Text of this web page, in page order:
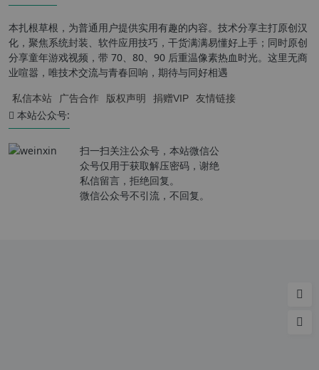
本扎根草根，为普通用户提供实用有趣的内容。技术分享主打原创汉
化，聚焦系统封装、软件应用技巧，干货满满易懂好上手；同时原创
分享童年游戏视频，带 70、80、90 后重温像素热血时光。这里无商
业喧嚣，唯技术交流与青春回响，期待与同好相遇
私信本站 广告合作 版权声明 捐赠VIP 友情链接
本站公众号:
扫一扫关注公众号，本站微信公
众号仅用于获取解压密码，谢绝
私信留言，拒绝回复。
微信公众号不引流，不回复。